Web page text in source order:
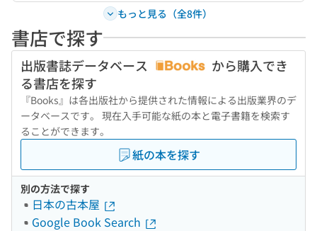
もっと見る（全8件）
書店で探す
出版書誌データベース
から購入でき
る書店を探す
『Books』は各出版社から提供された情報による出版業界のデ
ータベースです。 現在入手可能な紙の本と電子書籍を検索す
ることができます。
紙の本を探す
別の方法で探す
日本の古本屋
Google Book Search